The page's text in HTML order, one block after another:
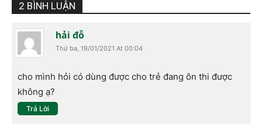
2 BÌNH LUẬN
hải đỗ
Thứ ba, 19/01/2021 At 00:04
cho mình hỏi có dùng được cho trẻ đang ôn thi được
không ạ?
Trả Lời